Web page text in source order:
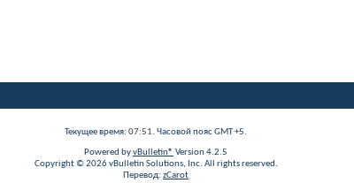
Текущее время: 07:51. Часовой пояс GMT +5.
Powered byvBulletin® Version 4.2.5
Copyright © 2026 vBulletin Solutions, Inc. All rights reserved.
Перевод: zCarot